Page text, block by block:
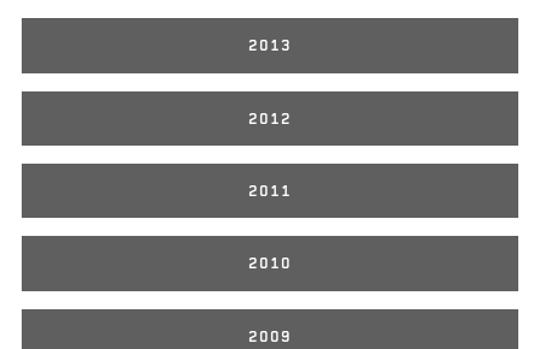
2013
2012
2011
2010
2009